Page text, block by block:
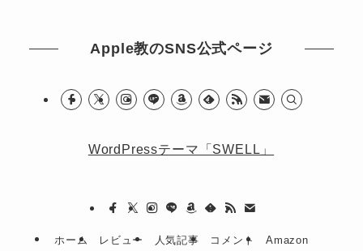
Apple教のSNS公式ページ
WordPressテーマ「SWELL」
ホーム レビュー 人気記事 コメント Amazon